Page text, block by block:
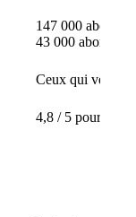
147 000
43 000 abonnés
Ceux qui veulent
4,8 / 5 pour 600